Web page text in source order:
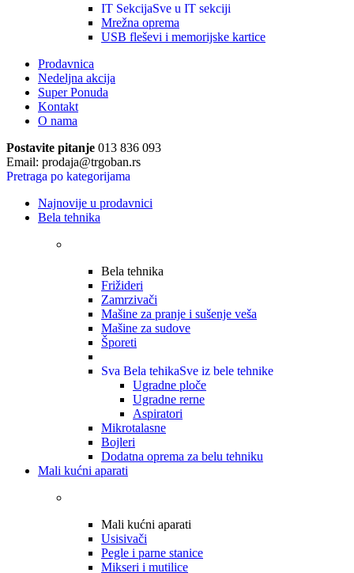
IT SekcijaSve u IT sekciji
Mrežna oprema
USB fleševi i memorijske kartice
Prodavnica
Nedeljna akcija
Super Ponuda
Kontakt
O nama
Postavite pitanje 013 836 093
Email: prodaja@trgoban.rs
Pretraga po kategorijama
Najnovije u prodavnici
Bela tehnika
Bela tehnika
Frižideri
Zamrzivači
Mašine za pranje i sušenje veša
Mašine za sudove
Šporeti
Sva Bela tehikaSve iz bele tehnike
Ugradne ploče
Ugradne rerne
Aspiratori
Mikrotalasne
Bojleri
Dodatna oprema za belu tehniku
Mali kućni aparati
Mali kućni aparati
Usisivači
Pegle i parne stanice
Mikseri i mutilice